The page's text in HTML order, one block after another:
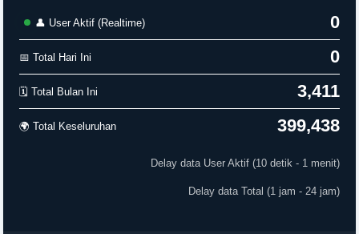
👤 User Aktif (Realtime) 0
📅 Total Hari Ini 0
🗓️ Total Bulan Ini 3,411
🌍 Total Keseluruhan 399,438
Delay data User Aktif (10 detik - 1 menit)
Delay data Total (1 jam - 24 jam)